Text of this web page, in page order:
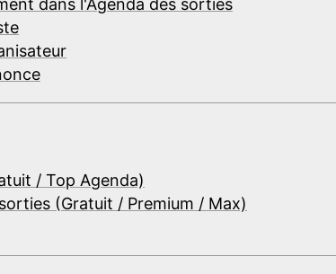
dans l'Agenda des sorties
/ Top Agenda)
(Gratuit / Premium / Max)